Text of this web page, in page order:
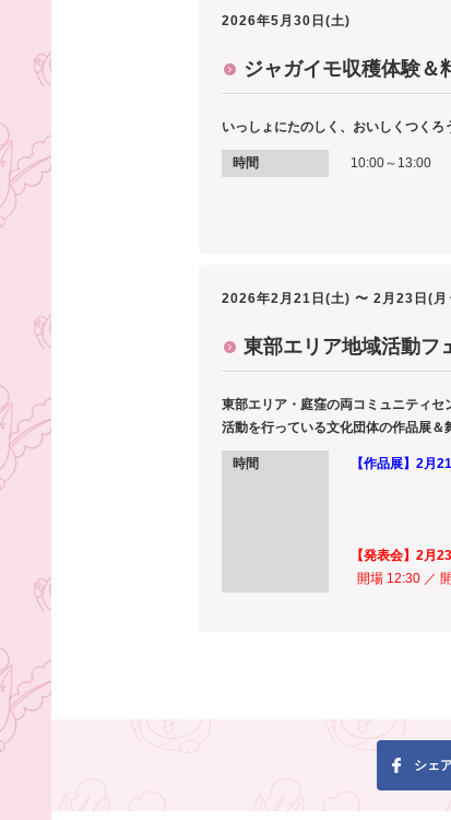
2026年5月30日(土)
ジャガイモ収穫体験＆
いっしょにたのしく、おいしくつくろ
時間 10:00～13:00
2026年2月21日(土) 〜 2月23日(月
東部エリア地域活動フ
東部エリア・庭窪の両コミュニティセ
活動を行っている文化団体の作品展＆
時間 【作品展】2月
22
23日(
【発表会】2月
開場 12:30 ／
シェ